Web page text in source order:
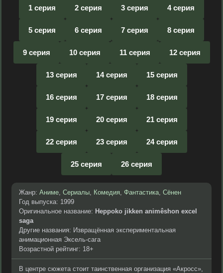
1 серия 2 серия 3 серия 4 серия
5 серия 6 серия 7 серия 8 серия
9 серия 10 серия 11 серия 12 серия
13 серия 14 серия 15 серия
16 серия 17 серия 18 серия
19 серия 20 серия 21 серия
22 серия 23 серия 24 серия
25 серия 26 серия
Жанр: Аниме, Сериалы, Комедия, Фантастика, Сёнен
Год выпуска: 1999
Оригинальное название: Heppoko jikken animêshon excel
saga
Другие названия: Извращённая экспериментальная
анимационная Эксель-сага
Возрастной рейтинг: 18+
В центре сюжета стоит таинственная организация «Акросс»,